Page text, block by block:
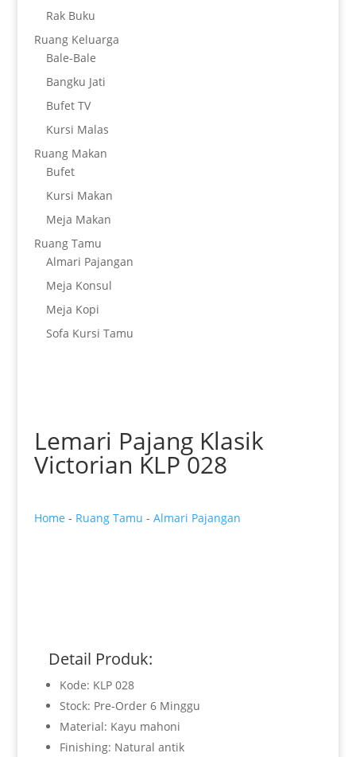
Rak Buku
Ruang Keluarga
Bale-Bale
Bangku Jati
Bufet TV
Kursi Malas
Ruang Makan
Bufet
Kursi Makan
Meja Makan
Ruang Tamu
Almari Pajangan
Meja Konsul
Meja Kopi
Sofa Kursi Tamu
Lemari Pajang Klasik
Victorian KLP 028
Home - Ruang Tamu - Almari Pajangan
Detail Produk:
Kode: KLP 028
Stock: Pre-Order 6 Minggu
Material: Kayu mahoni
Finishing: Natural antik